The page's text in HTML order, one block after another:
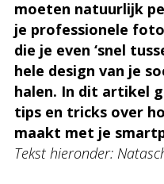
moeten natuurlijk
je professionele
die je even ‘snel
hele design van je
halen. In dit artikel
tips en tricks over
maakt met je
Tekst hieronder: